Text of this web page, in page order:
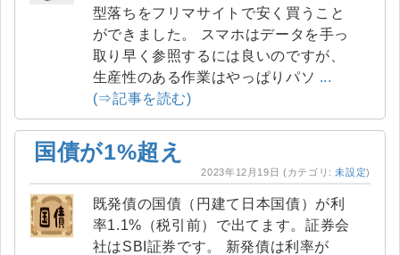
型落ちをフリマサイトで安く買うこと
ができました。 スマホはデータを手っ
取り早く参照するには良いのですが、
生産性のある作業はやっぱりパソ ...
(⇒記事を読む)
国債が1%超え
2023年12月19日 (カテゴリ:未設定)
既発債の国債（円建て日本国債）が利
率1.1%（税引前）で出てます。証券会
社はSBI証券です。 新発債は利率が